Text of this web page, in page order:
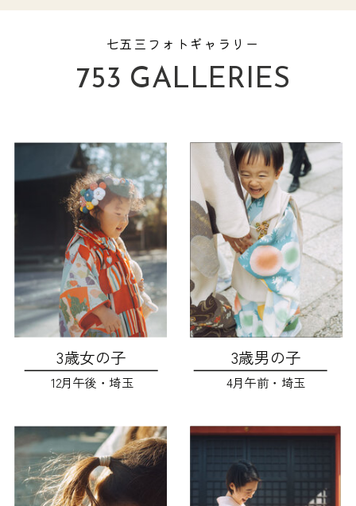
七五三フォトギャラリー
753 GALLERIES
3歳女の子
12月午後・埼玉
3歳男の子
4月午前・埼玉